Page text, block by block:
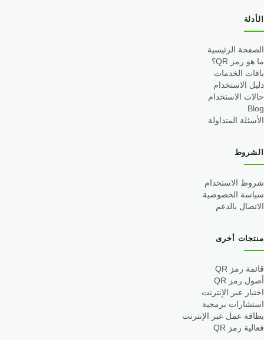
الأدلة
الصفحة الرئيسية
ما هو رمز QR؟
باقات الخدمات
دليل الاستخدام
حالات الاستخدام
Blog
الأسئلة المتداولة
الشروط
شروط الاستخدام
سياسة الخصوصية
الاتصال بالدعم
منتجات أخرى
قائمة رمز QR
أصول رمز QR
اختبار عبر الإنترنت
استشارات برمجية
بطاقة عمل عبر الإنترنت
فعالية رمز QR